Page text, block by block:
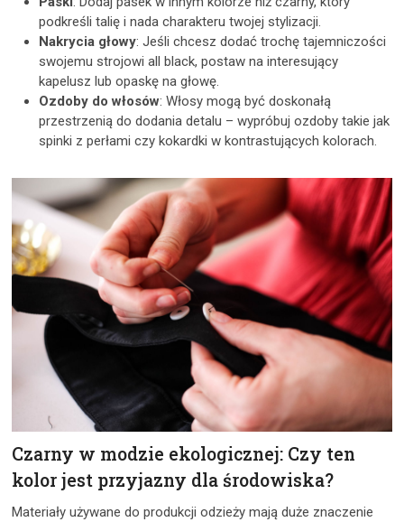
podkreśli talię i nada charakteru twojej stylizacji.
Nakrycia głowy: Jeśli chcesz dodać trochę tajemniczości
swojemu strojowi all black, postaw na interesujący
kapelusz lub opaskę na głowę.
Ozdoby do włosów: Włosy mogą być doskonałą
przestrzenią do dodania detalu – wypróbuj ozdoby takie jak
spinki z perłami czy kokardki w kontrastujących kolorach.
Czarny w modzie ekologicznej: Czy ten
kolor jest przyjazny dla środowiska?
Materiały używane do produkcji odzieży mają duże znaczenie